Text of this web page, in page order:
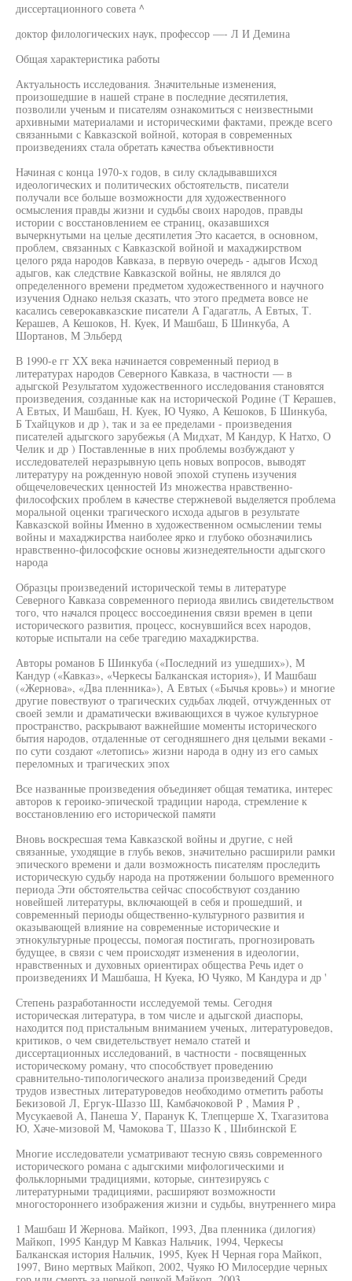
диссертационного совета ^
доктор филологических наук, профессор —- Л И Демина
Общая характеристика работы
Актуальность исследования. Значительные изменения,
произошедшие в нашей стране в последние десятилетия,
позволили ученым и писателям ознакомиться с неизвестными
архивными материалами и историческими фактами, прежде всего
связанными с Кавказской войной, которая в современных
произведениях стала обретать качества объективности
Начиная с конца 1970-х годов, в силу складывавшихся
идеологических и политических обстоятельств, писатели
получали все больше возможности для художественного
осмысления правды жизни и судьбы своих народов, правды
истории с восстановлением ее страниц, оказавшихся
вычеркнутыми на целые десятилетия Это касается, в основном,
проблем, связанных с Кавказской войной и махаджирством
целого ряда народов Кавказа, в первую очередь - адыгов Исход
адыгов, как следствие Кавказской войны, не являлся до
определенного времени предметом художественного и научного
изучения Однако нельзя сказать, что этого предмета вовсе не
касались северокавказские писатели А Гадагатль, А Евтых, Т.
Керашев, А Кешоков, Н. Куек, И Машбаш, Б Шинкуба, А
Шортанов, М Эльберд
В 1990-е гг XX века начинается современный период в
литературах народов Северного Кавказа, в частности — в
адыгской Результатом художественного исследования становятся
произведения, созданные как на исторической Родине (Т Керашев,
А Евтых, И Машбаш, Н. Куек, Ю Чуяко, А Кешоков, Б Шинкуба,
Б Тхайцуков и др ), так и за ее пределами - произведения
писателей адыгского зарубежья (А Мидхат, М Кандур, К Натхо, О
Челик и др ) Поставленные в них проблемы возбуждают у
исследователей неразрывную цепь новых вопросов, выводят
литературу на рожденную новой эпохой ступень изучения
общечеловеческих ценностей Из множества нравственно-
философских проблем в качестве стержневой выделяется проблема
моральной оценки трагического исхода адыгов в результате
Кавказской войны Именно в художественном осмыслении темы
войны и махаджирства наиболее ярко и глубоко обозначились
нравственно-философские основы жизнедеятельности адыгского
народа
Образцы произведений исторической темы в литературе
Северного Кавказа современного периода явились свидетельством
того, что начался процесс воссоединения связи времен в цепи
исторического развития, процесс, коснувшийся всех народов,
которые испытали на себе трагедию махаджирства.
Авторы романов Б Шинкуба («Последний из ушедших»), М
Кандур («Кавказ», «Черкесы Балканская история»), И Машбаш
(«Жернова», «Два пленника»), А Евтых («Бычья кровь») и многие
другие повествуют о трагических судьбах людей, отчужденных от
своей земли и драматически вживающихся в чужое культурное
пространство, раскрывают важнейшие моменты исторического
бытия народов, отдаленные от сегодняшнего дня целыми веками -
по сути создают «летопись» жизни народа в одну из его самых
переломных и трагических эпох
Все названные произведения объединяет общая тематика, интерес
авторов к героико-эпической традиции народа, стремление к
восстановлению его исторической памяти
Вновь воскресшая тема Кавказской войны и другие, с ней
связанные, уходящие в глубь веков, значительно расширили рамки
эпического времени и дали возможность писателям проследить
историческую судьбу народа на протяжении большого временного
периода Эти обстоятельства сейчас способствуют созданию
новейшей литературы, включающей в себя и прошедший, и
современный периоды общественно-культурного развития и
оказывающей влияние на современные исторические и
этнокультурные процессы, помогая постигать, прогнозировать
будущее, в связи с чем происходят изменения в идеологии,
нравственных и духовных ориентирах общества Речь идет о
произведениях И Машбаша, Н Куека, Ю Чуяко, М Кандура и др '
Степень разработанности исследуемой темы. Сегодня
историческая литература, в том числе и адыгской диаспоры,
находится под пристальным вниманием ученых, литературоведов,
критиков, о чем свидетельствует немало статей и
диссертационных исследований, в частности - посвященных
историческому роману, что способствует проведению
сравнительно-типологического анализа произведений Среди
трудов известных литературоведов необходимо отметить работы
Бекизовой Л, Ергук-Шаззо Ш, Камбачоковой Р , Мамия Р ,
Мусукаевой А, Панеша У, Паранук К, Тлепцерше X, Тхагазитова
Ю, Хаче-мизовой М, Чамокова Т, Шаззо К , Шибинской Е
Многие исследователи усматривают тесную связь современного
исторического романа с адыгскими мифологическими и
фольклорными традициями, которые, синтезируясь с
литературными традициями, расширяют возможности
многостороннего изображения жизни и судьбы, внутреннего мира
1 Машбаш И Жернова. Майкоп, 1993, Два пленника (дилогия)
Майкоп, 1995 Кандур М Кавказ Нальчик, 1994, Черкесы
Балканская история Нальчик, 1995, Куек Н Черная гора Майкоп,
1997, Вино мертвых Майкоп, 2002, Чуяко Ю Милосердие черных